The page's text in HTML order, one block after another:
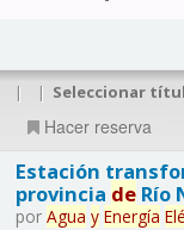
| | Seleccionar
Hacer reserva
Estación
provincia deRío
por Agua y Energía